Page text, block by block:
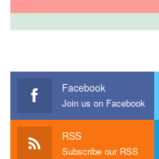
Facebook
Join us on Facebook
RSS
Subscribe our RSS